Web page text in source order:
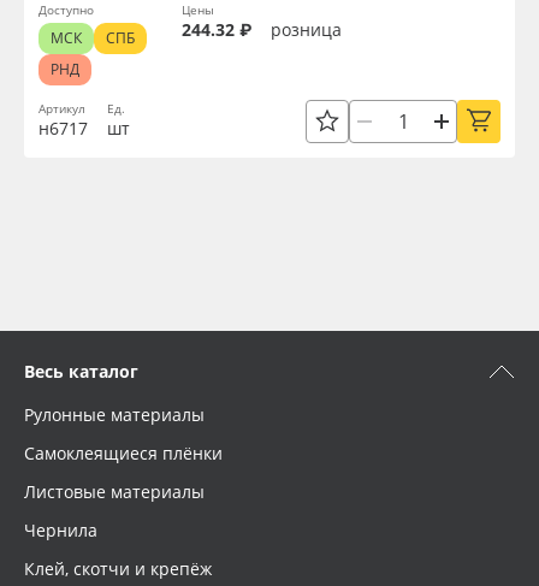
Артикул
н6717
Ед.
шт
Цены
244.32 ₽ розница
Доступно
МСК
СПБ
РНД
Весь каталог
Рулонные материалы
Самоклеящиеся плёнки
Листовые материалы
Чернила
Клей, скотчи и крепёж